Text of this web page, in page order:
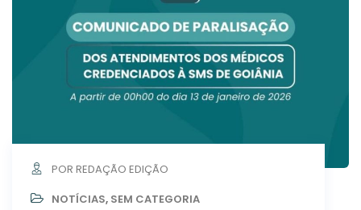
POR REDAÇÃO EDIÇÃO
NOTÍCIAS, SEM CATEGORIA